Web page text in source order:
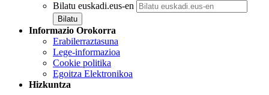
Bilatu euskadi.eus-en
Informazio Orokorra
Erabilerraztasuna
Lege-informazioa
Cookie politika
Egoitza Elektronikoa
Hizkuntza